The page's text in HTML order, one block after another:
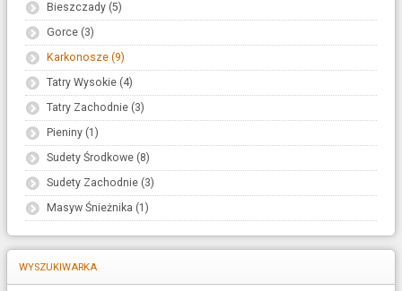
Bieszczady (5)
Gorce (3)
Karkonosze (9)
Tatry Wysokie (4)
Tatry Zachodnie (3)
Pieniny (1)
Sudety Środkowe (8)
Sudety Zachodnie (3)
Masyw Śnieżnika (1)
WYSZUKIWARKA